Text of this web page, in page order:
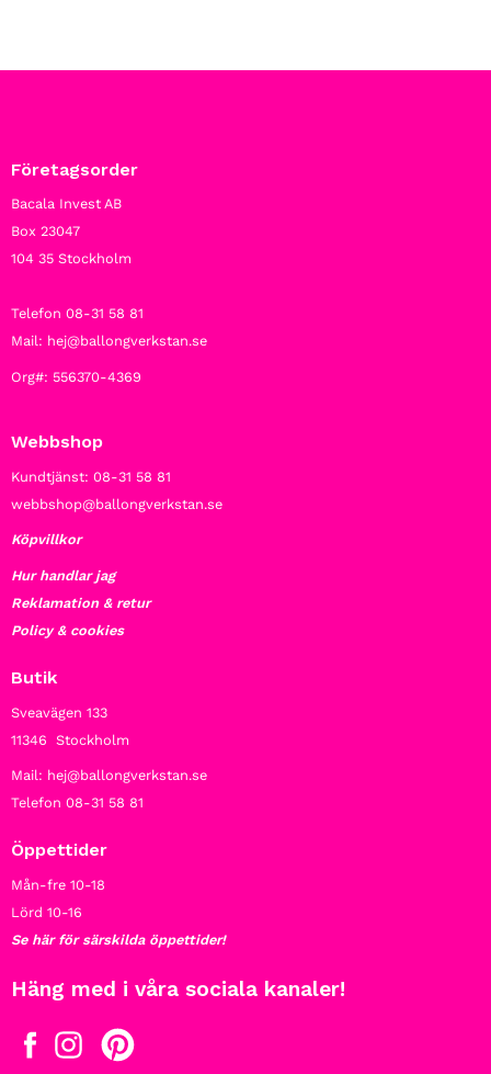
Företagsorder
Bacala Invest AB
Box 23047
104 35 Stockholm
Telefon 08-31 58 81
Mail: hej@ballongverkstan.se
Org#: 556370-4369
Webbshop
Kundtjänst: 08-31 58 81
webbshop@ballongverkstan.se
Köpvillkor
Hur handlar jag
Reklamation & retur
Policy & cookies
Butik
Sveavägen 133
11346 Stockholm
Mail: hej@ballongverkstan.se
Telefon 08-31 58 81
Öppettider
Mån-fre 10-18
Lörd 10-16
Se här för särskilda öppettider!
Häng med i våra sociala kanaler!